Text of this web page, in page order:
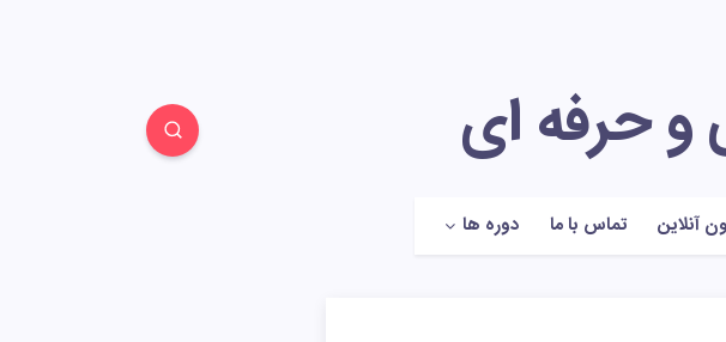
و حرفه ای
آنلاین تماس با ما دوره ها